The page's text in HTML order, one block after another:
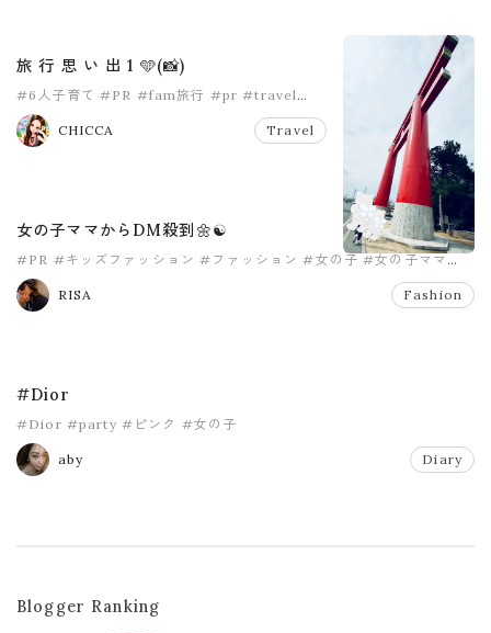
旅 行 思 い 出 1 🩵(📸)
#6人子育て #PR #fam旅行 #pr #travel
#大家族
CHICCA
Travel
女の子ママからDM殺到🌼☯️
#PR #キッズファッション #ファッション #女の子 #女の子ママ
#育児
RISA
Fashion
#Dior
#Dior #party #ピンク #女の子
aby Diary
Blogger Ranking